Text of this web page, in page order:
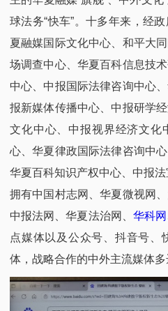
球法务“快车”。十多年来，经
夏融媒国际文化中心、和平大
场调查中心、华夏百科信息技
中心、中报国际法律咨询中心
报新媒体传播中心、中报研学
文化中心、中报视界经济文化
心、华夏律政国际法律咨询中
华夏百科知识产权中心、中报
拥有中国村志网、华夏微视网
中报法网、华夏法治网、 华科网
点媒体以及公众号、抖音号、
体，战略合作的中外主流媒体多